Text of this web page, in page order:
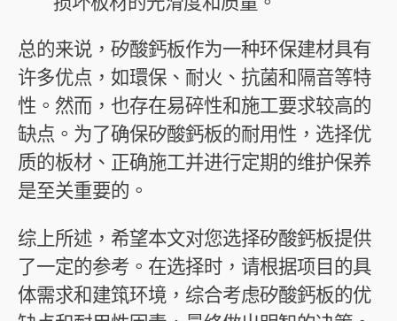
总的来说，矽酸鈣板作为一种环保建材具有
许多优点，如環保、耐火、抗菌和隔音等特
性。然而，也存在易碎性和施工要求较高的
缺点。为了确保矽酸鈣板的耐用性，选择优
质的板材、正确施工并进行定期的维护保养
是至关重要的。
综上所述，希望本文对您选择矽酸鈣板提供
了一定的参考。在选择时，请根据项目的具
体需求和建筑环境，综合考虑矽酸鈣板的优